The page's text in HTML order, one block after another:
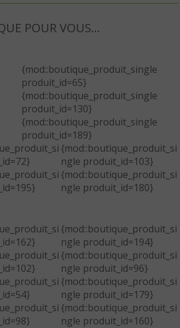
POUR VOUS…
{mod::boutique_produit_single
produit_id=65}
{mod::boutique_produit_single
produit_id=130}
{mod::boutique_produit_single
produit_id=189}
{mod::boutique_produit_si
ngle produit_id=103}
{mod::boutique_produit_si
ngle produit_id=180}
{mod::boutique_produit_si
ngle produit_id=194}
{mod::boutique_produit_si
ngle produit_id=96}
{mod::boutique_produit_si
ngle produit_id=179}
{mod::boutique_produit_si
ngle produit_id=160}